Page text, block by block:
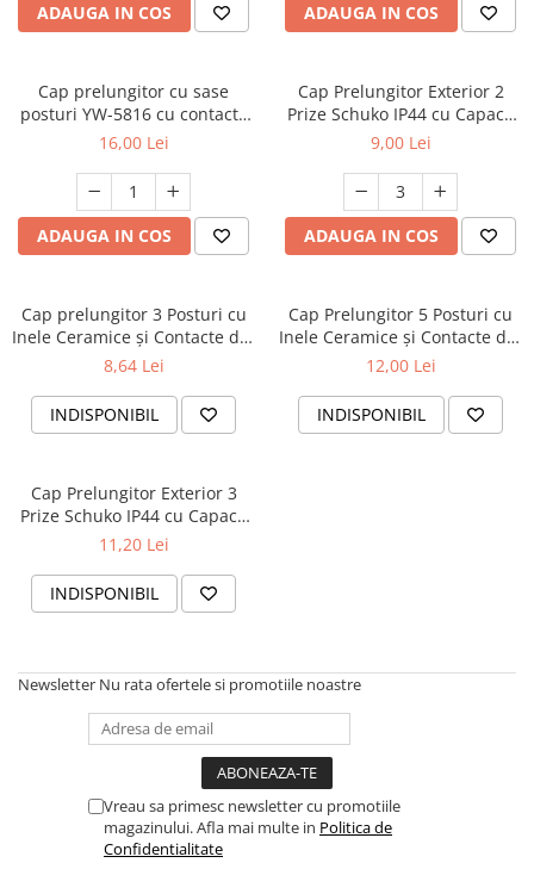
ADAUGA IN COS ADAUGA IN COS
Cap prelungitor cu sase
posturi YW-5816 cu contacte
de împământare
16,00 Lei
ADAUGA IN COS
Cap Prelungitor Exterior 2
Prize Schuko IP44 cu Capace
Protecție - Rezistent la
9,00 Lei
ADAUGA IN COS
Cap prelungitor 3 Posturi cu
Inele Ceramice și Contacte din
Cupru - Rezistent la
8,64 Lei
INDISPONIBIL
Cap Prelungitor 5 Posturi cu
Inele Ceramice și Contacte din
Cupru - Rezistență Termică
12,00 Lei
INDISPONIBIL
Cap Prelungitor Exterior 3
Prize Schuko IP44 cu Capace
Protecție - Rezistent la
11,20 Lei
INDISPONIBIL
Newsletter Nu rata ofertele si promotiile noastre
Vreau sa primesc newsletter cu promotiile
magazinului. Afla mai multe in Politica de
Confidentialitate